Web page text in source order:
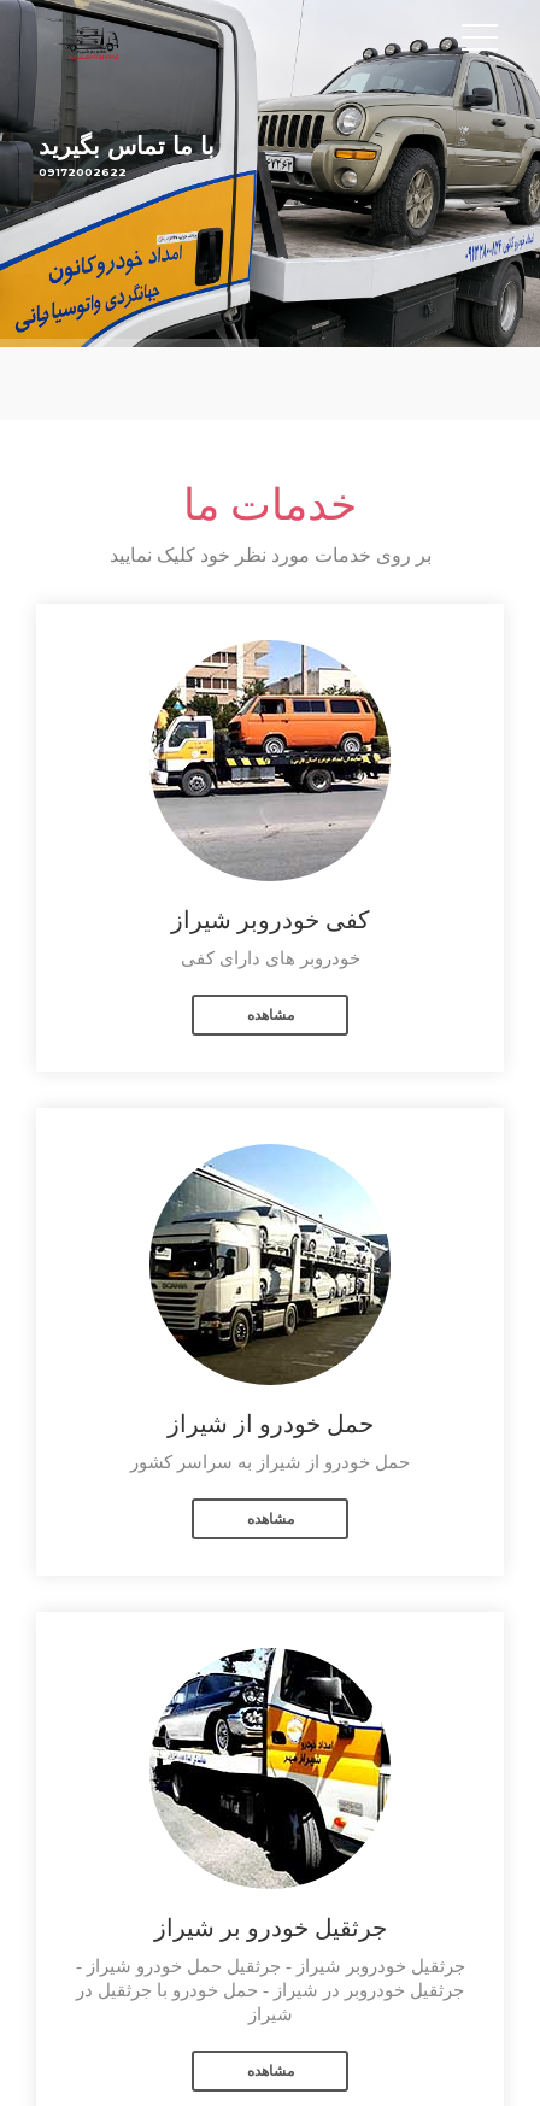
با ما تماس بگیرید
09172002622
خدمات ما
بر روی خدمات مورد نظر خود کلیک نمایید
کفی خودروبر شیراز
خودروبر های دارای کفی
مشاهده
حمل خودرو از شیراز
حمل خودرو از شیراز به سراسر کشور
مشاهده
جرثقیل خودرو بر شیراز
جرثقیل خودروبر شیراز - جرثقیل حمل خودرو شیراز -
جرثقیل خودروبر در شیراز - حمل خودرو با جرثقیل در
شیراز
مشاهده